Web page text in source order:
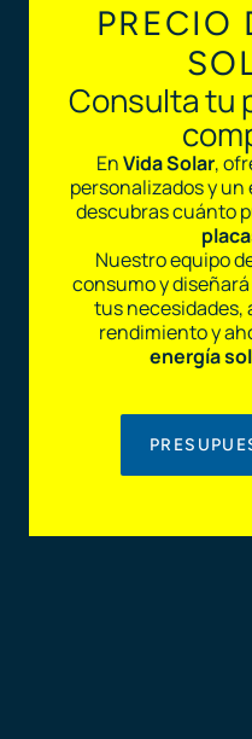
PRECIO
Consulta tu
EnVida Solar,
personalizados y
descubras cuánto
Nuestro equipo
consumo y
tus necesidades,
rendimiento y
energía